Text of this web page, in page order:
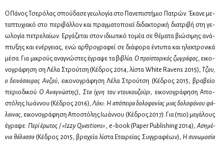
Ο Πά­νος Τσε­ρό­λας σπού­δα­σε γε­ω­λο­γία στο Πα­νε­πι­στή­μιο Πα­τρών. Έκα­νε με­
τα­πτυ­χια­κό στο πε­ρι­βάλ­λον και πραγ­μα­το­ποιεί δι­δα­κτο­ρι­κή δια­τρι­βή στη γε­
ω­λο­γία πε­τρε­λαί­ων. Ερ­γά­ζε­ται στον ιδιω­τι­κό το­μέα σε θέ­μα­τα βιώ­σι­μης ανά­
πτυ­ξης και ενέρ­γειας, ενώ αρ­θρο­γρα­φεί σε διά­φο­ρα έντυ­πα και ηλε­κτρο­νι­κά
μέ­σα. Για μι­κρούς ανα­γνώ­στες έγρα­ψε τα βι­βλία:Ο προϊ­στο­ρι­κός ζω­γρά­φος, ει­κο­
νο­γρά­φη­ση ση Λέ­λα Στρού­τση (Κέ­δρος 2014, λί­στα White Ravens 2015), Τζου,
ο δει­νό­σαυ­ρος Αν­ζού, ει­κο­νο­γρά­φη­ση Λέ­λα Στρού­τση (Κέ­δρος 2015, βρα­βείο
πε­ριο­δι­κού Ο Ανα­γνώ­στης), Στα ίχνη του ντου­κου­ζού­ρι, ει­κο­νο­γρά­φη­ση Απο­
στό­λης Ιω­άν­νου (Κέ­δρος 2016),Λό­κι: Η από­πει­ρα δο­λο­φο­νί­ας μιας δο­λο­φό­νου φά­
λαι­νας, ει­κο­νο­γρά­φη­ση Απο­στό­λης Ιω­άν­νου (Κέ­δρος 2017). Για (πιο) με­γά­λους
έγρα­ψε: Πε­ρί έρω­τος / «Izzy Questions», e-book (Paper Publishing 2014),Αση­μέ­
νια θά­λασ­σα (Κέ­δρος 2015, βρα­χεία λί­στα Εται­ρεί­ας Συγ­γρα­φέ­ων), Η συ­νω­μο­σία